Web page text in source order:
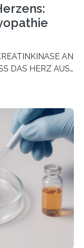
AN
DAS HERZ AUS
bei
versagen
der
Würzburg. Die
ist die häufigste
führt dazu, dass
Herzmuskel zu